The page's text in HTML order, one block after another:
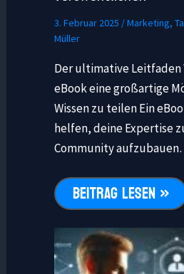
3. Februar 2025 /Marketing,
Müller
Der ultimative Leitfaden
eBook eine großartige
Wissen zu teilen Ein
helfen, deine Expertise
Community
BEITRAG LESEN »